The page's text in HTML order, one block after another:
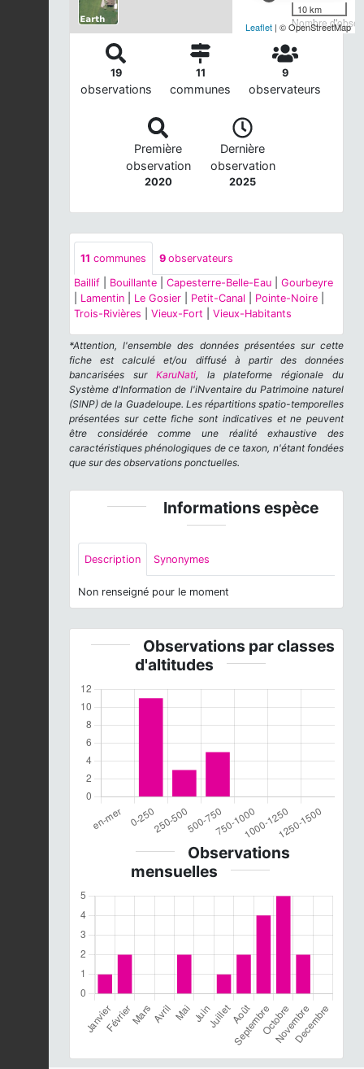
Nombre
10 km
Leaflet | © OpenStreetMap
19
observations
11
communes
9
observateurs
Première
observation
2020
Dernière
observation
2025
11 communes 9 observateurs
Baillif
Bouillante Capesterre-Belle-Eau
Gourbeyre
Lamentin Le Gosier Petit-Canal Pointe-Noire
Trois-Rivières
Vieux-Fort Vieux-Habitants
*Attention, l'ensemble des données présentées sur cette
fiche est calculé et/ou diffusé à partir des données
bancarisées sur KaruNati, la plateforme régionale du
Système d'Information de l'iNventaire du Patrimoine naturel
(SINP) de la Guadeloupe. Les répartitions spatio-temporelles
présentées sur cette fiche sont indicatives et ne peuvent
être considérée comme une réalité exhaustive des
caractéristiques phénologiques de ce taxon, n'étant fondées
que sur des observations ponctuelles.
Informations espèce
Description Synonymes
Non renseigné pour le moment
Observations par classes
d'altitudes
Observations
mensuelles